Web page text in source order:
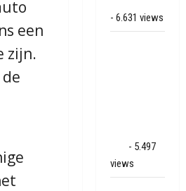
een
zijn.
- 6.631 views
- 5.497
views